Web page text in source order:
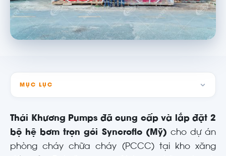
MỤC LỤC
Thái Khương Pumps đã cung cấp và lắp đặt 2
bộ hệ bơm trọn gói Syncroflo (Mỹ) cho dự án
phòng cháy chữa cháy (PCCC) tại kho xăng